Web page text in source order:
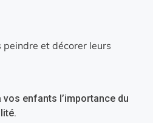
peindre et décorer leurs
enfants l’importance du